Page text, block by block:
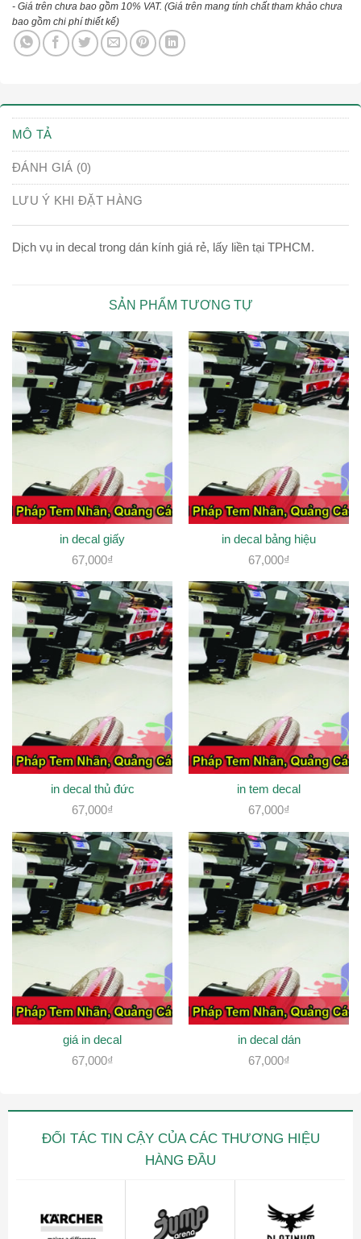
- Giá trên chưa bao gồm 10% VAT. (Giá trên mang tính chất tham khảo chưa
bao gồm chi phí thiết kế)
MÔ TẢ
ĐÁNH GIÁ (0)
LƯU Ý KHI ĐẶT HÀNG
Dịch vụ in decal trong dán kính giá rẻ, lấy liền tại TPHCM.
SẢN PHẨM TƯƠNG TỰ
in decal giấy
67,000₫
in decal bảng hiệu
67,000₫
in decal thủ đức
67,000₫
in tem decal
67,000₫
giá in decal
67,000₫
in decal dán
67,000₫
ĐỐI TÁC TIN CẬY CỦA CÁC THƯƠNG HIỆU
HÀNG ĐẦU